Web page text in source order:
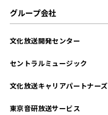
グループ会社
文化放送開発センター
セントラルミュージック
文化放送キャリアパートナーズ
東京音研放送サービス